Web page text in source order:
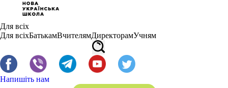
Для всіх
Для всіхБатькамВчителямДиректорамУчням
Напишіть нам